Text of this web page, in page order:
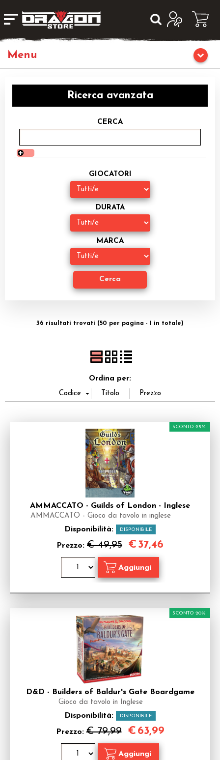
Giochi di Ruolo
Librigame
Editoria
Giochi di Carte Collezionabili
Ricerca avanzata
CERCA
GIOCATORI
DURATA
MARCA
36 risultati trovati (50 per pagina - 1 in totale)
Ordina per:
AMMACCATO - Guilds of London - Inglese
AMMACCATO - Gioco da tavolo in inglese
Disponibilità: DISPONIBILE
Prezzo: € 49,95
SCONTO 25%
€ 37,46
D&D - Builders of Baldur's Gate Boardgame
Gioco da tavolo in Inglese
Disponibilità: DISPONIBILE
Prezzo:€ 79,99
SCONTO 20%
€ 63,99